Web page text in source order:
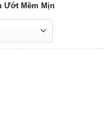
Ướt Mềm Mịn